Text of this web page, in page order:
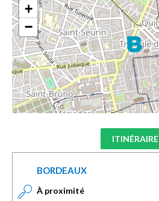
+
−
ITINÉRAIRE
BORDEAUX
À proximité